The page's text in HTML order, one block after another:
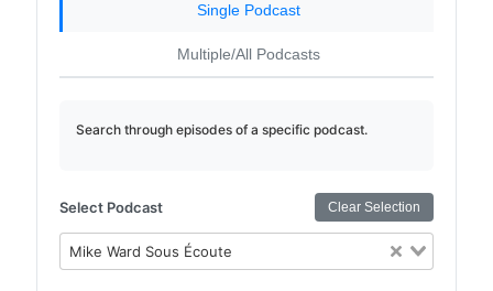
Single Podcast
Multiple/All Podcasts
Search through episodes of a specific podcast.
Select Podcast Clear Selection
Mike Ward Sous Écoute